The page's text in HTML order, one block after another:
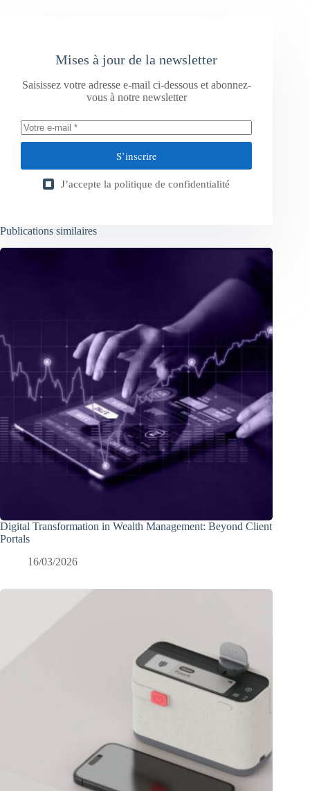
Mises à jour de la newsletter
Saisissez votre adresse e-mail ci-dessous et abonnez-
vous à notre newsletter
S’inscrire
J’accepte la politique de confidentialité
Publications similaires
Digital Transformation in Wealth Management: Beyond Client
Portals
16/03/2026